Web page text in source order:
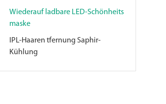
Wiederauf ladbare LED-Schönheits
maske
IPL-Haaren tfernung Saphir-
Kühlung